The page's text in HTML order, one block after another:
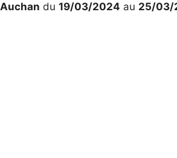
Auchan du 19/03/2024 au 25/03/